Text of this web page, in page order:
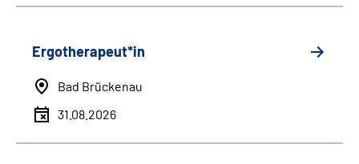
Ergotherapeut*in
Bad Brückenau
31.08.2026